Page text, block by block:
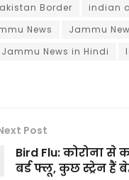
Border
indian
News
Jammu
News in Hindi
Post
Bird Flu: कोरोना से
बर्ड फ्लू, कुछ स्ट्रेन हैं